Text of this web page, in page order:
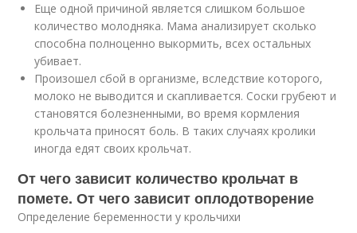
Еще одной причиной является слишком большое
количество молодняка. Мама анализирует сколько
способна полноценно выкормить, всех остальных
убивает.
Произошел сбой в организме, вследствие которого,
молоко не выводится и скапливается. Соски грубеют и
становятся болезненными, во время кормления
крольчата приносят боль. В таких случаях кролики
иногда едят своих крольчат.
От чего зависит количество крольчат в
помете. От чего зависит оплодотворение
Определение беременности у крольчихи